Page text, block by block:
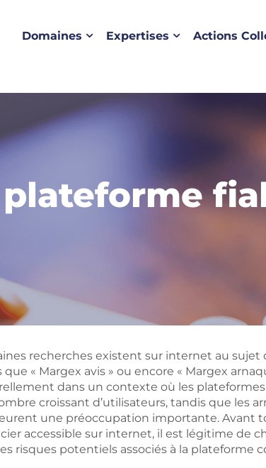
Domaines Expertises Actions
recherches existent sur internet au
que « Margex avis » ou encore « Margex
dans un contexte où les
croissant d’utilisateurs, tandis que les
une préoccupation importante. Avant
accessible sur internet, il est légitime de
risques potentiels associés à la plateforme